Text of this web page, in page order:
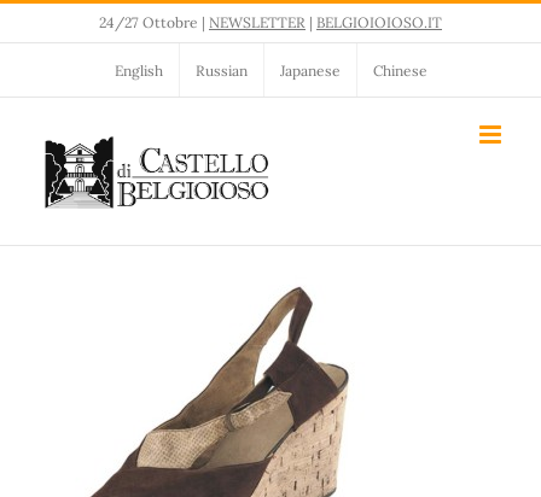
Salta
24/27 Ottobre | NEWSLETTER | BELGIOIOIOSO.IT
English Russian Japanese Chinese